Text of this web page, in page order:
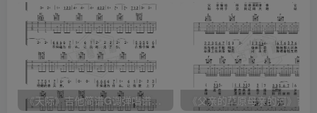
《天际》吉他简谱G调弹唱谱（姜玉阳）